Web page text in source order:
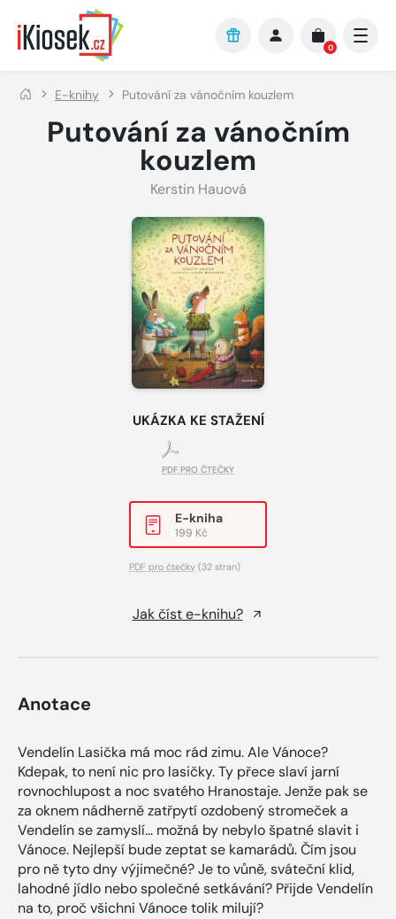
Přejít na hlavní obsah
0
E-knihy Putování za vánočním kouzlem
Putování za vánočním
kouzlem
Kerstin Hauová
UKÁZKA KE STAŽENÍ
PDF PRO ČTEČKY
E-kniha
199 Kč
PDF pro čtečky (32 stran)
Jak číst e-knihu?
Anotace
Vendelín Lasička má moc rád zimu. Ale Vánoce?
Kdepak, to není nic pro lasičky. Ty přece slaví jarní
rovnochlupost a noc svatého Hranostaje. Jenže pak se
za oknem nádherně zatřpytí ozdobený stromeček a
Vendelín se zamyslí... možná by nebylo špatné slavit i
Vánoce. Nejlepší bude zeptat se kamarádů. Čím jsou
pro ně tyto dny výjimečné? Je to vůně, sváteční klid,
lahodné jídlo nebo společné setkávání? Přijde Vendelín
na to, proč všichni Vánoce tolik milují?